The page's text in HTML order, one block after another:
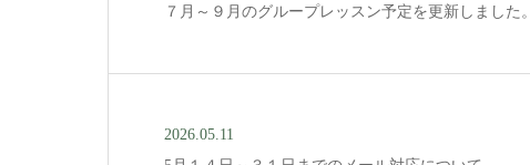
７月～９月のグループレッスン予定を更新しました。
2026.05.11